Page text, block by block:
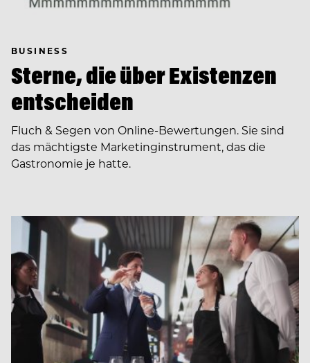
BUSINESS
Sterne, die über Existenzen
entscheiden
Fluch & Segen von Online-Bewertungen. Sie sind
das mächtigste Marketinginstrument, das die
Gastronomie je hatte.